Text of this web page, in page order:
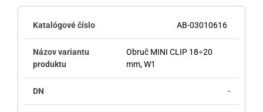
AB-03010616
Obruč MINI CLIP 18÷20
mm, W1
-